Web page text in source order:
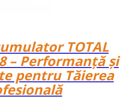
TOTAL
– Performanță și
pentru Tăierea